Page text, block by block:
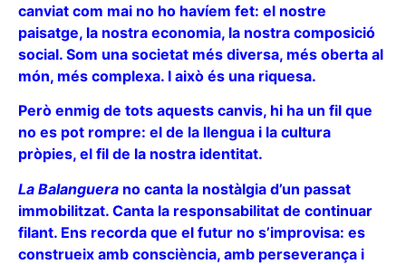
canviat com mai no ho havíem fet: el nostre
paisatge, la nostra economia, la nostra composició
social. Som una societat més diversa, més oberta al
món, més complexa. I això és una riquesa.
Però enmig de tots aquests canvis, hi ha un fil que
no es pot rompre: el de la llengua i la cultura
pròpies, el fil de la nostra identitat.
La Balanguera no canta la nostàlgia d’un passat
immobilitzat. Canta la responsabilitat de continuar
filant. Ens recorda que el futur no s’improvisa: es
construeix amb consciència, amb perseverança i